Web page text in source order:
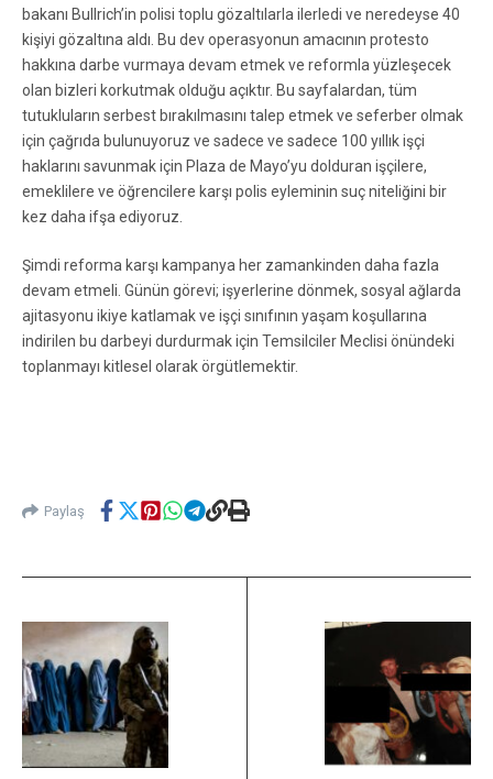
bakanı Bullrich’in polisi toplu gözaltılarla ilerledi ve neredeyse 40
kişiyi gözaltına aldı. Bu dev operasyonun amacının protesto
hakkına darbe vurmaya devam etmek ve reformla yüzleşecek
olan bizleri korkutmak olduğu açıktır. Bu sayfalardan, tüm
tutukluların serbest bırakılmasını talep etmek ve seferber olmak
için çağrıda bulunuyoruz ve sadece ve sadece 100 yıllık işçi
haklarını savunmak için Plaza de Mayo’yu dolduran işçilere,
emeklilere ve öğrencilere karşı polis eyleminin suç niteliğini bir
kez daha ifşa ediyoruz.
Şimdi reforma karşı kampanya her zamankinden daha fazla
devam etmeli. Günün görevi; işyerlerine dönmek, sosyal ağlarda
ajitasyonu ikiye katlamak ve işçi sınıfının yaşam koşullarına
indirilen bu darbeyi durdurmak için Temsilciler Meclisi önündeki
toplanmayı kitlesel olarak örgütlemektir.
Paylaş